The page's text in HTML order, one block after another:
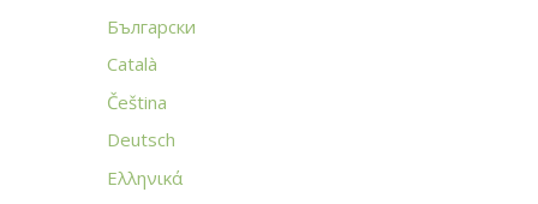
Български
Català
Čeština
Deutsch
Ελληνικά